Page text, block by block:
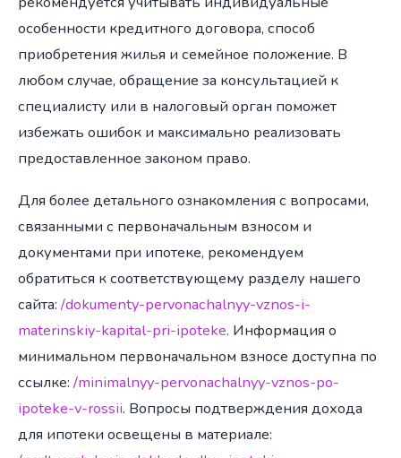
особенности кредитного договора, способ
приобретения жилья и семейное положение. В
любом случае, обращение за консультацией к
специалисту или в налоговый орган поможет
избежать ошибок и максимально реализовать
предоставленное законом право.
Для более детального ознакомления с вопросами,
связанными с первоначальным взносом и
документами при ипотеке, рекомендуем
обратиться к соответствующему разделу нашего
сайта:/dokumenty-pervonachalnyy-vznos-i-
materinskiy-kapital-pri-ipoteke. Информация о
минимальном первоначальном взносе доступна по
ссылке:/minimalnyy-pervonachalnyy-vznos-po-
ipoteke-v-rossii. Вопросы подтверждения дохода
для ипотеки освещены в материале: